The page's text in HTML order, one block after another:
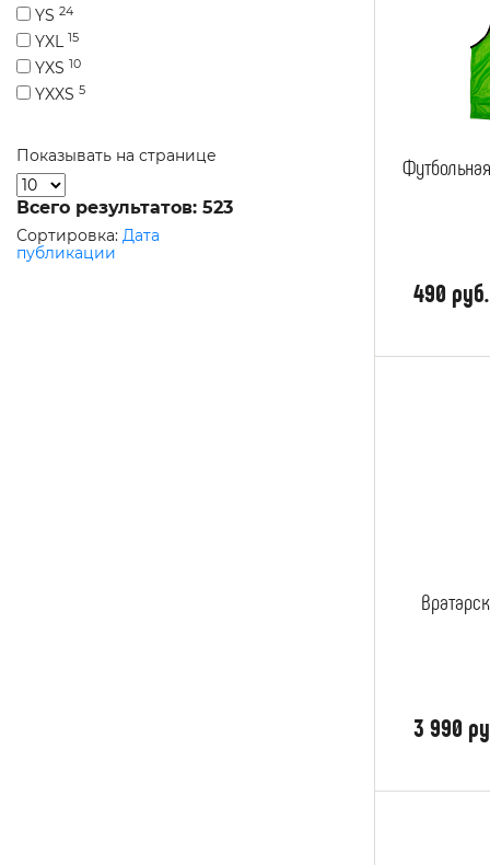
YS 24
YXL 15
YXS 10
YXXS 5
Показывать на странице
Всего результатов: 523
Сортировка: Дата
публикации
490 руб.
3 990